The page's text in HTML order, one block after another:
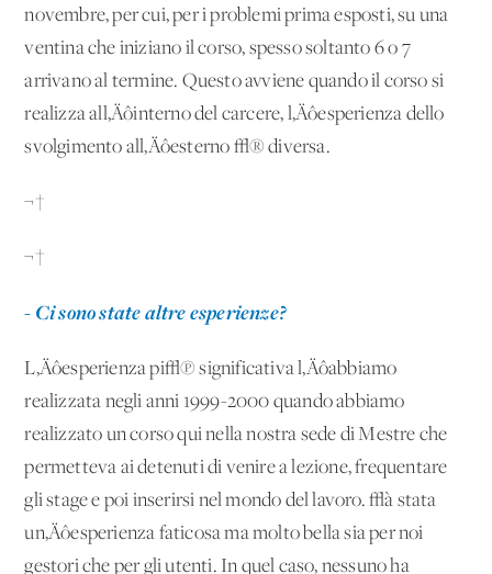
novembre, per cui, per i problemi prima esposti, su una
ventina che iniziano il corso, spesso soltanto 6 o 7
arrivano al termine. Questo avviene quando il corso si
realizza all‚Äôinterno del carcere, l‚Äôesperienza dello
svolgimento all‚Äôesterno √® diversa.
¬†
¬†
- Ci sono state altre esperienze?
L‚Äôesperienza pi√π significativa l‚Äôabbiamo
realizzata negli anni 1999-2000 quando abbiamo
realizzato un corso qui nella nostra sede di Mestre che
permetteva ai detenuti di venire a lezione, frequentare
gli stage e poi inserirsi nel mondo del lavoro. √à stata
un‚Äôesperienza faticosa ma molto bella sia per noi
gestori che per gli utenti. In quel caso, nessuno ha